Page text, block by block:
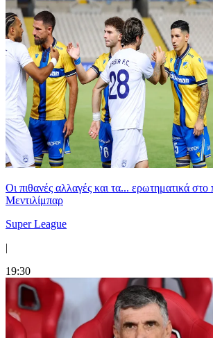
Οι πιθανές αλλαγές και τα... ερωτηματικά στο
Μεντιλίμπαρ
Super League
|
19:30